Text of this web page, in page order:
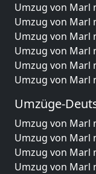
Umzug von Marl
Umzug von Marl
Umzug von Marl
Umzug von Marl
Umzug von Marl
Umzug von Marl
Umzüge-
Umzug von Marl
Umzug von Marl
Umzug von Marl
Umzug von Marl